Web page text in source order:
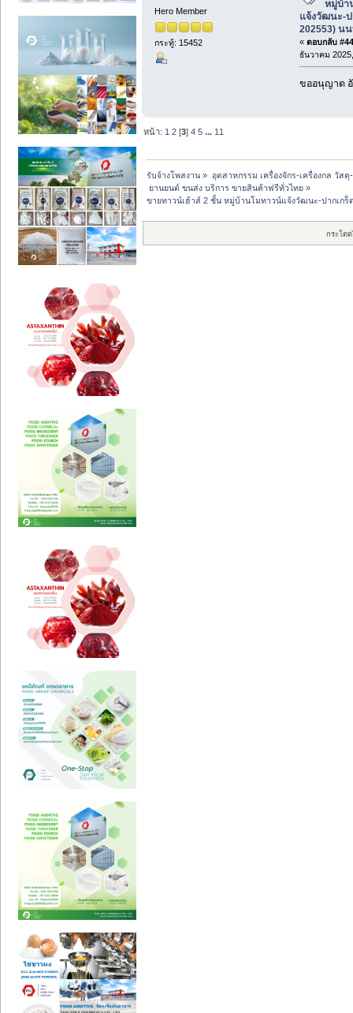
Hero Member
กระทู้: 15452
หมู่บ้า
แจ้งวัฒนะ-ป
202553) น
« ตอบกลับ
ธันวาคม
ขออนุญาต
หน้า: 1 2 [3]4 5 ... 11
รับจ้างโพสงาน » อุตสาหกรรม เครื่องจักร-เครื่องกล วัส
ยานยนต์ ขนส่ง บริการ ขายสินค้าฟรีทั่วไทย »
ขายทาวน์เฮ้าส์ 2 ชั้น หมู่บ้านโมทาวน์แจ้งวัฒนะ-ปากเกร็
กระโด